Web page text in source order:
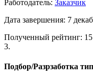
Работодатель: Заказчик
Дата завершения: 7
Полученный рейтинг: 15
3.
Подбор/Разрзаботка